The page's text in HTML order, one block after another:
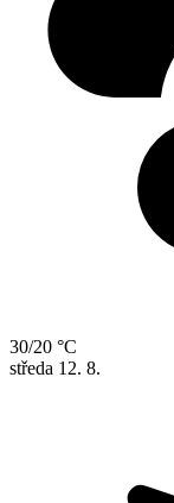
30/20 °C
středa 12. 8.